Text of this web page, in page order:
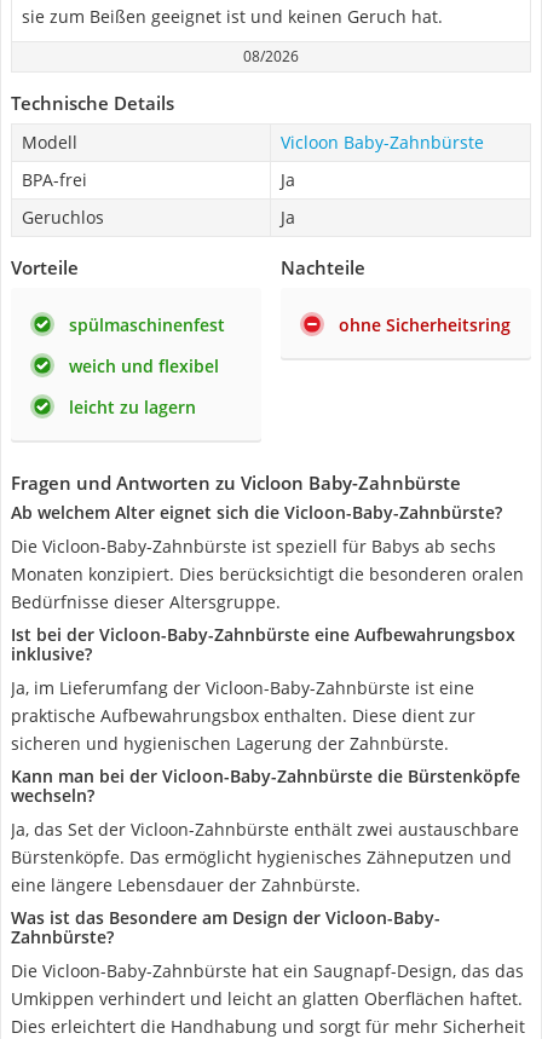
sie zum Beißen geeignet ist und keinen Geruch hat.
08/2026
Technische Details
Modell
Vicloon Baby-Zahnbürste
BPA-frei
Ja
Geruchlos
Ja
Vorteile
spülmaschinenfest
weich und flexibel
leicht zu lagern
Nachteile
ohne Sicherheitsring
Fragen und Antworten zu Vicloon Baby-Zahnbürste
Ab welchem Alter eignet sich die Vicloon-Baby-Zahnbürste?
Die Vicloon-Baby-Zahnbürste ist speziell für Babys ab sechs
Monaten konzipiert. Dies berücksichtigt die besonderen oralen
Bedürfnisse dieser Altersgruppe.
Ist bei der Vicloon-Baby-Zahnbürste eine Aufbewahrungsbox
inklusive?
Ja, im Lieferumfang der Vicloon-Baby-Zahnbürste ist eine
praktische Aufbewahrungsbox enthalten. Diese dient zur
sicheren und hygienischen Lagerung der Zahnbürste.
Kann man bei der Vicloon-Baby-Zahnbürste die Bürstenköpfe
wechseln?
Ja, das Set der Vicloon-Zahnbürste enthält zwei austauschbare
Bürstenköpfe. Das ermöglicht hygienisches Zähneputzen und
eine längere Lebensdauer der Zahnbürste.
Was ist das Besondere am Design der Vicloon-Baby-
Zahnbürste?
Die Vicloon-Baby-Zahnbürste hat ein Saugnapf-Design, das das
Umkippen verhindert und leicht an glatten Oberflächen haftet.
Dies erleichtert die Handhabung und sorgt für mehr Sicherheit